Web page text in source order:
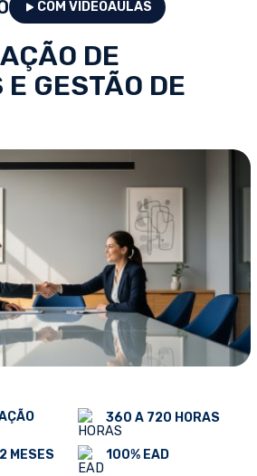
COM VIDEOAULAS
DE
GESTÃO DE
MESES
360 A 720 HORAS
100% EAD